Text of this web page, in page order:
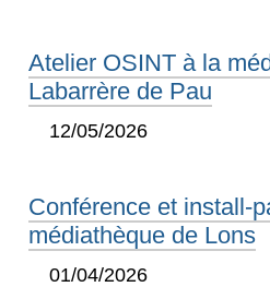
Atelier OSINT à la
Labarrère de Pau
12/05/2026
Conférence et install-
médiathèque de Lons
01/04/2026